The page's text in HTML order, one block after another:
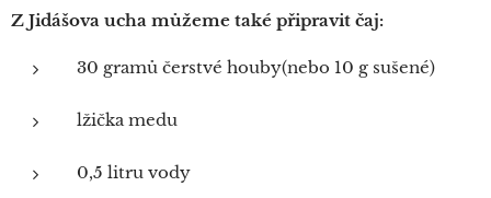
Z Jidášova ucha můžeme také připravit čaj:
30 gramů čerstvé houby(nebo 10 g sušené)
lžička medu
0,5 litru vody